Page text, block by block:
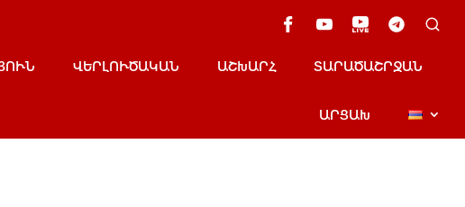
ՎԵՐԼՈՒԾԱԿԱՆ ԱՇԽԱՐՀ ՏԱՐԱԾԱՇՐՋԱՆ
ԱՐՑԱԽ